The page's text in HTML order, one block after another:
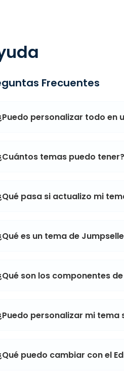
Frecuentes
personalizar todo en
temas puedo tener?
pasa si actualizo mi
es un tema de
son los componentes
personalizar mi
puedo cambiar con el